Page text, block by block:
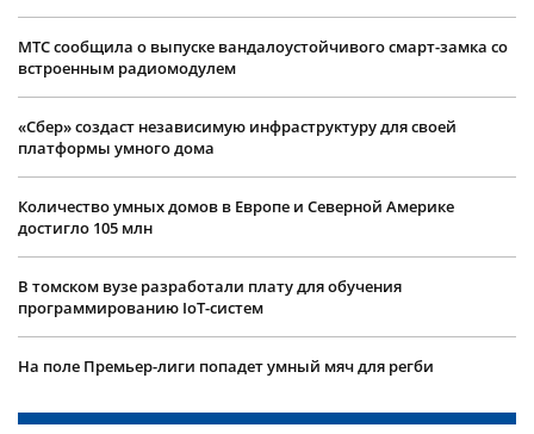
МТС сообщила о выпуске вандалоустойчивого смарт-замка со
встроенным радиомодулем
«Сбер» создаст независимую инфраструктуру для своей
платформы умного дома
Количество умных домов в Европе и Северной Америке
достигло 105 млн
В томском вузе разработали плату для обучения
программированию IoT-систем
На поле Премьер-лиги попадет умный мяч для регби